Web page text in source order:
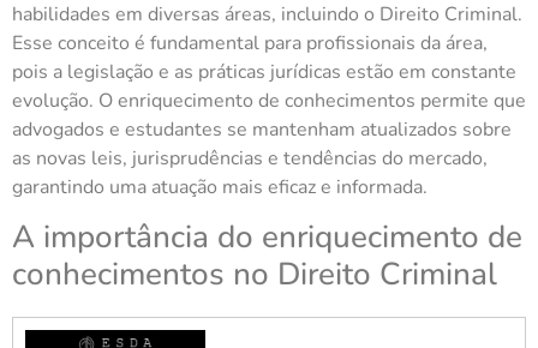
habilidades em diversas áreas, incluindo o Direito Criminal.
Esse conceito é fundamental para profissionais da área,
pois a legislação e as práticas jurídicas estão em constante
evolução. O enriquecimento de conhecimentos permite que
advogados e estudantes se mantenham atualizados sobre
as novas leis, jurisprudências e tendências do mercado,
garantindo uma atuação mais eficaz e informada.
A importância do enriquecimento de
conhecimentos no Direito Criminal